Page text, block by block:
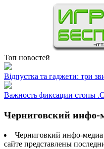
Топ новостей
Відпустка та гаджети: три
Важность фиксации стопы
Черниговский инфо-
Черниговкий инфо-медиа
сайте представлены